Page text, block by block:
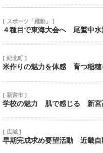
[ スポーツ「躍動」 ]
４種目で東海大会へ 尾鷲中
[ 紀北町 ]
米作りの魅力を体感 育つ稲穂
[ 新宮市 ]
学校の魅力 肌で感じる 新宮
[ 広域 ]
早期完成求め要望活動 近畿